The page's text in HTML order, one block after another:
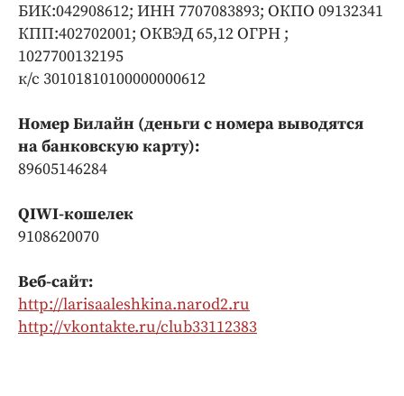
БИК:042908612; ИНН 7707083893; ОКПО 09132341
КПП:402702001; ОКВЭД 65,12 ОГРН ;
1027700132195
к/с 30101810100000000612
Номер Билайн (деньги с номера выводятся
на банковскую карту):
89605146284
QIWI-кошелек
9108620070
Веб-сайт:
http://larisaaleshkina.narod2.ru
http://vkontakte.ru/club33112383